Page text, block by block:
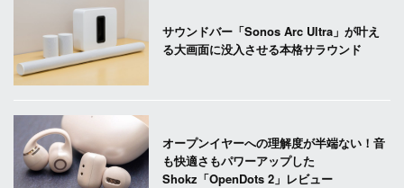
サウンドバー「Sonos Arc Ultra」が叶え
る大画面に没入させる本格サラウンド
オープンイヤーへの理解度が半端ない！音
も快適さもパワーアップした
Shokz「OpenDots 2」レビュー